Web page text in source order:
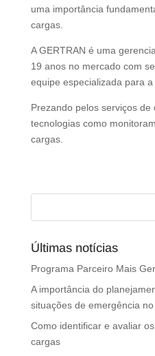
uma importância
cargas.
A GERTRAN é uma
19 anos no mercado com
equipe especializada para a
Prezando pelos serviços
tecnologias como
cargas.
Últimas notícias
Programa Parceiro Mais
A importância do
situações de emergência
Como identificar e avaliar
cargas